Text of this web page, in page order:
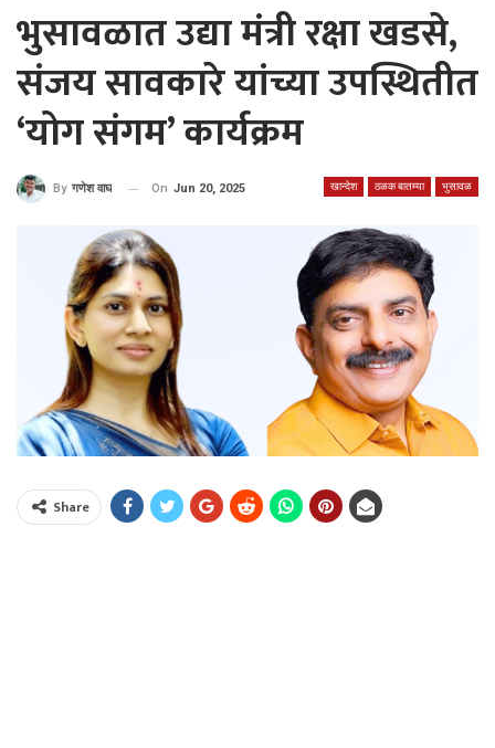
भुसावळात उद्या मंत्री रक्षा खडसे,
संजय सावकारे यांच्या उपस्थितीत
‘योग संगम’ कार्यक्रम
खान्देश ठळक बातम्या भुसावळ
By गणेश वाघ On Jun 20, 2025
Share